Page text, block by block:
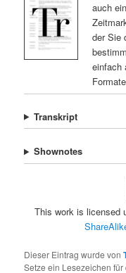
auch ein
der Sie
einfach
Transkript
Shownotes
This work is licensed
Dieser Eintrag wurde von
Setze ein Lesezeichen für